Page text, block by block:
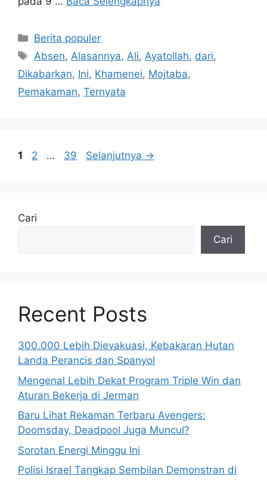
Kategori
Berita populer
Tag
Absen,Alasannya,Ali,Ayatollah, dari,
Dikabarkan, Ini, Khamenei, Mojtaba,
Pemakaman, Ternyata
Halaman
1 Halaman
2 … Halaman
39 Selanjutnya →
Cari
Cari
Recent Posts
300.000 Lebih Dievakuasi, Kebakaran Hutan
Landa Perancis dan Spanyol
Mengenal Lebih Dekat Program Triple Win dan
Aturan Bekerja di Jerman
Baru Lihat Rekaman Terbaru Avengers:
Doomsday, Deadpool Juga Muncul?
Sorotan Energi Minggu Ini
Polisi Israel Tangkap Sembilan Demonstran di